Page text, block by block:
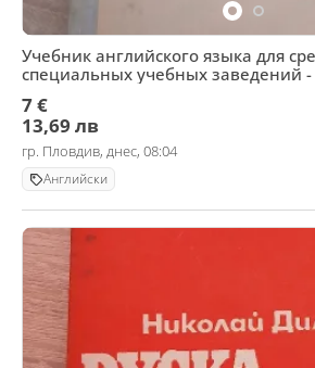
Учебник английского языка для
специальных учебных заведений
7 €
13,69 лв
гр. Пловдив, днес, 08:04
Английски